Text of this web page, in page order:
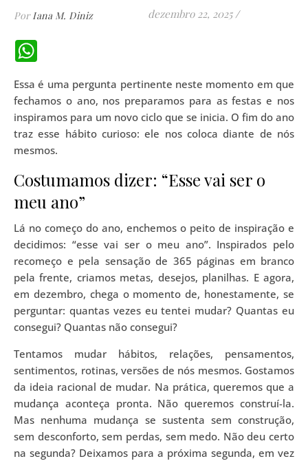
dezembro 22, 2025 /
PorIana M. Diniz
Essa é uma pergunta pertinente neste momento em que
fechamos o ano, nos preparamos para as festas e nos
inspiramos para um novo ciclo que se inicia. O fim do ano
traz esse hábito curioso: ele nos coloca diante de nós
mesmos.
Costumamos dizer: “Esse vai ser o
meu ano”
Lá no começo do ano, enchemos o peito de inspiração e
decidimos: “esse vai ser o meu ano”. Inspirados pelo
recomeço e pela sensação de 365 páginas em branco
pela frente, criamos metas, desejos, planilhas. E agora,
em dezembro, chega o momento de, honestamente, se
perguntar: quantas vezes eu tentei mudar? Quantas eu
consegui? Quantas não consegui?
Tentamos mudar hábitos, relações, pensamentos,
sentimentos, rotinas, versões de nós mesmos. Gostamos
da ideia racional de mudar. Na prática, queremos que a
mudança aconteça pronta. Não queremos construí-la.
Mas nenhuma mudança se sustenta sem construção,
sem desconforto, sem perdas, sem medo. Não deu certo
na segunda? Deixamos para a próxima segunda, em vez